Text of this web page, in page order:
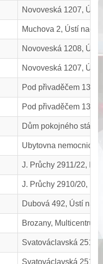
Novoveská 1207, Ústí
Muchova 2, Ústí nad
Novoveská 1208, Ústí
Novoveská 1207, Ústí
Pod přivaděčem
Pod přivaděčem
Dům pokojného stáří
Ubytovna nemocnice
J. Průchy 2911/22,
J. Průchy 2910/20,
Dubová 492, Ústí nad
Brozany, Multicentrum
Svatováclavská 2515,
Svatováclavská 2514,